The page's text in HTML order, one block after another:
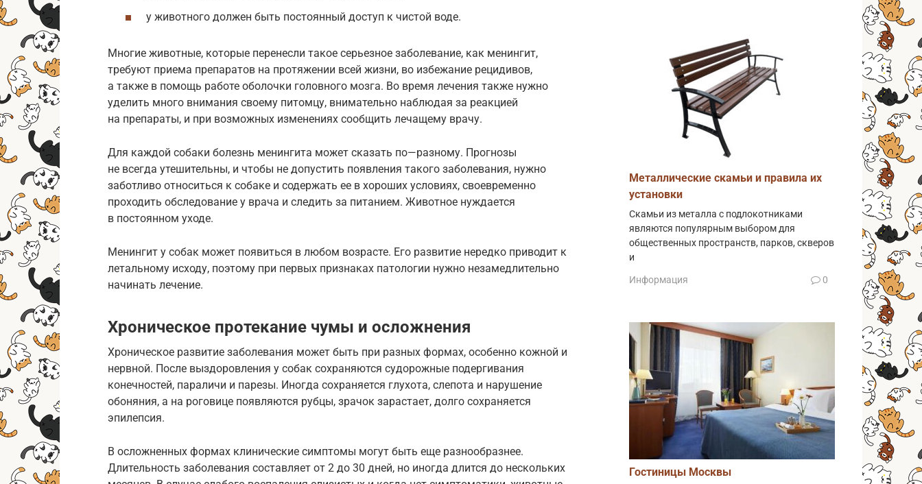
у животного должен быть постоянный доступ к чистой воде.
Многие животные, которые перенесли такое серьезное заболевание, как менингит,
требуют приема препаратов на протяжении всей жизни, во избежание рецидивов,
а также в помощь работе оболочки головного мозга. Во время лечения также нужно
уделить много внимания своему питомцу, внимательно наблюдая за реакцией
на препараты, и при возможных изменениях сообщить лечащему врачу.
Для каждой собаки болезнь менингита может сказать по—разному. Прогнозы
не всегда утешительны, и чтобы не допустить появления такого заболевания, нужно
заботливо относиться к собаке и содержать ее в хороших условиях, своевременно
проходить обследование у врача и следить за питанием. Животное нуждается
в постоянном уходе.
Менингит у собак может появиться в любом возрасте. Его развитие нередко приводит к
летальному исходу, поэтому при первых признаках патологии нужно незамедлительно
начинать лечение.
Хроническое протекание чумы и осложнения
Хроническое развитие заболевания может быть при разных формах, особенно кожной и
нервной. После выздоровления у собак сохраняются судорожные подергивания
конечностей, параличи и парезы. Иногда сохраняется глухота, слепота и нарушение
обоняния, а на роговице появляются рубцы, зрачок зарастает, долго сохраняется
эпилепсия.
В осложненных формах клинические симптомы могут быть еще разнообразнее.
Длительность заболевания составляет от 2 до 30 дней, но иногда длится до нескольких
Металлические скамьи и правила их
установки
Скамьи из металла с подлокотниками
являются популярным выбором для
общественных пространств, парков, скверов
и
Информация 0
Гостиницы Москвы